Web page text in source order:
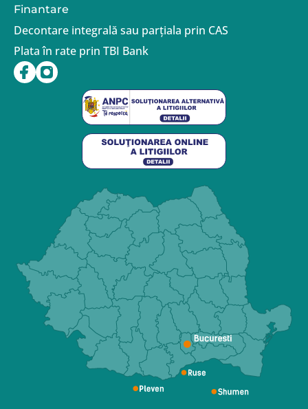
Finantare
Decontare integrală sau parțiala prin CAS
Plata în rate prin TBI Bank